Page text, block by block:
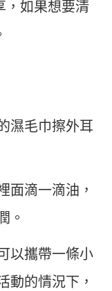
，如果想要清
濕毛巾擦外耳
面滴一滴油，
。
以攜帶一條小
動的情況下，